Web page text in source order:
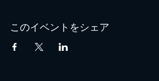
このイベントをシェア